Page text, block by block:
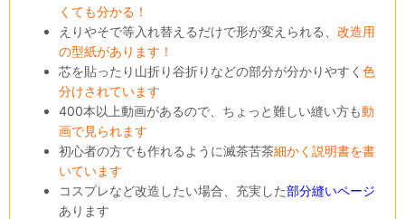
くても分かる！
えりやそで等入れ替えるだけで形が変えられる、改造用
の型紙があります！
芯を貼ったり山折り谷折りなどの部分が分かりやすく色
分けされています
400本以上動画があるので、ちょっと難しい縫い方も動
画で見られます
初心者の方でも作れるように滅茶苦茶細かく説明書を書
いています
コスプレなど改造したい場合、充実した部分縫いページ
あります